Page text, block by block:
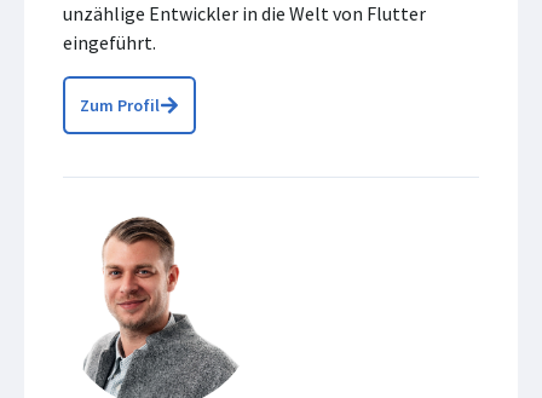
unzählige Entwickler in die Welt von Flutter
eingeführt.
Zum Profil